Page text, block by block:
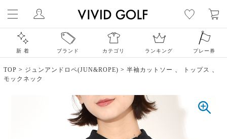
新 着 ブランド カテゴリ ランキング プレー券
TOP > ジュンアンドロペ(JUN&ROPE) > 半袖カットソー トップス
モックネック